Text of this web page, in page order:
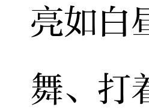
亮如白
舞、打